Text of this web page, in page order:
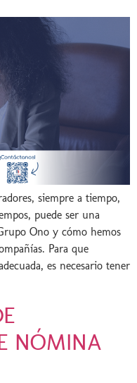
siempre a tiempo,
puede ser una
Ono y cómo hemos
Para que
es necesario tener
NÓMINA